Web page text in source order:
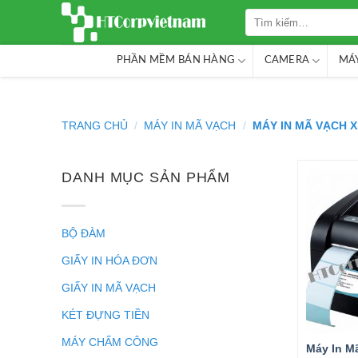
content
PHẦN MỀM BÁN HÀNG CAMERA
TRANG CHỦ / MÁY IN MÃ VẠCH / MÁY IN MÃ VẠCH
DANH MỤC SẢN PHẨM
BỘ ĐÀM
GIẤY IN HÓA ĐƠN
GIẤY IN MÃ VẠCH
KÉT ĐỰNG TIỀN
MÁY CHẤM CÔNG
Máy In